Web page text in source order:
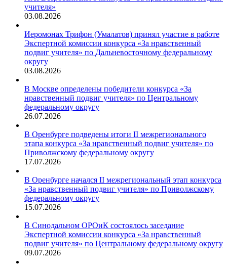
учителя»
03.08.2026
Иеромонах Трифон (Умалатов) принял участие в работе
Экспертной комиссии конкурса «За нравственный
подвиг учителя» по Дальневосточному федеральному
округу
03.08.2026
В Москве определены победители конкурса «За
нравственный подвиг учителя» по Центральному
федеральному округу
26.07.2026
В Оренбурге подведены итоги II межрегионального
этапа конкурса «За нравственный подвиг учителя» по
Приволжскому федеральному округу
17.07.2026
В Оренбурге начался II межрегиональный этап конкурса
«За нравственный подвиг учителя» по Приволжскому
федеральному округу
15.07.2026
В Синодальном ОРОиК состоялось заседание
Экспертной комиссии конкурса «За нравственный
подвиг учителя» по Центральному федеральному округу
09.07.2026